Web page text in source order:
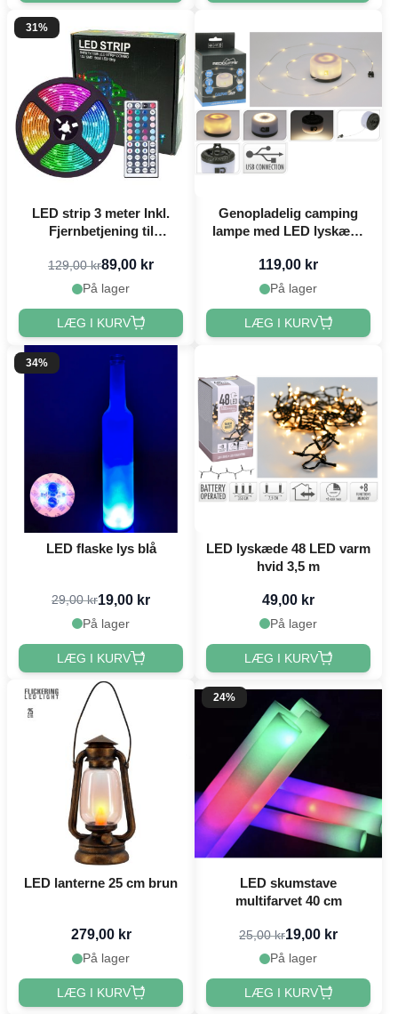
31%
LED strip 3 meter Inkl.
Fjernbetjening til
129,00 kr89,00 kr
På lager
LÆG I KURV
Genopladelig camping
lampe med LED lyskæde
119,00 kr
På lager
LÆG I KURV
34%
LED flaske lys blå
29,00 kr19,00 kr
På lager
LÆG I KURV
LED lyskæde 48 LED varm
hvid 3,5 m
49,00 kr
På lager
LÆG I KURV
LED lanterne 25 cm brun
279,00 kr
På lager
LÆG I KURV
24%
LED skumstave
multifarvet 40 cm
25,00 kr19,00 kr
På lager
LÆG I KURV